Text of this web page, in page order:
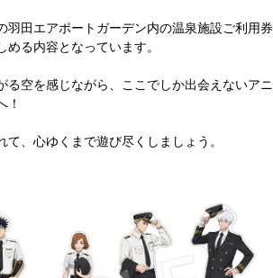
田エアポートガーデン内の温泉施設ご利用券
める内容となっています。
空を感じながら、ここでしか出会えないアニ
！
、心ゆくまで遊び尽くしましょう。